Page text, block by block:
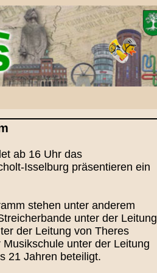
ab 16 Uhr das
Isselburg präsentieren ein
stehen unter anderem
unter der Leitung
der Leitung von Theres
unter der Leitung
21 Jahren beteiligt.